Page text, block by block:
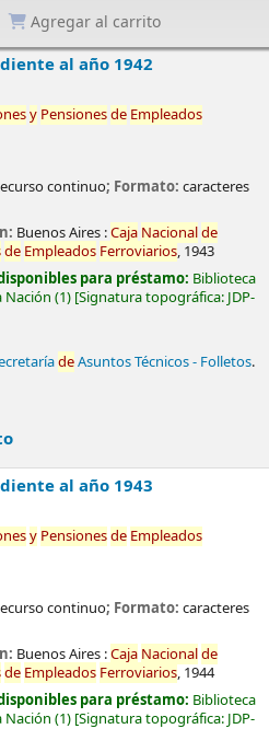
Agregar al carrito
al año 1942
y Pensionesde Empleados
continuo; Formato: caracteres
Buenos Aires :Caja Nacionalde
de Empleados Ferroviarios, 1943
para préstamo: Biblioteca
Nación (1) Signatura topográfica: JDP-
deAsuntos Técnicos - Folletos.
al año 1943
y Pensionesde Empleados
continuo; Formato: caracteres
Buenos Aires :Caja Nacionalde
de Empleados Ferroviarios, 1944
para préstamo: Biblioteca
Nación (1) Signatura topográfica: JDP-